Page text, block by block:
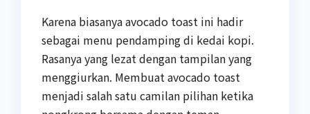
Karena biasanya avocado toast ini hadir
sebagai menu pendamping di kedai kopi.
Rasanya yang lezat dengan tampilan yang
menggiurkan. Membuat avocado toast
menjadi salah satu camilan pilihan ketika